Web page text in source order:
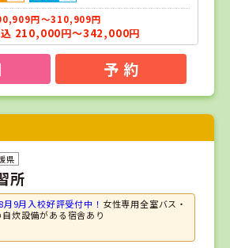
円～310,909円
210,000円～342,000円
予 約
県
所
9月入校好評受付中！ 女性専用全室バス・
自炊設備がある宿舎あり